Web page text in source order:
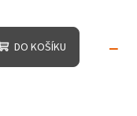
DO KOŠÍKU −